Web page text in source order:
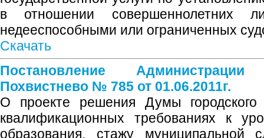
в отношении совершеннолетних
недееспособными или ограниченных
Скачать
Постановление
Похвистнево № 785 от 01.06.2011г.
О проекте решения Думы городского
квалификационных требованиях к
образования, стажу муниципальной